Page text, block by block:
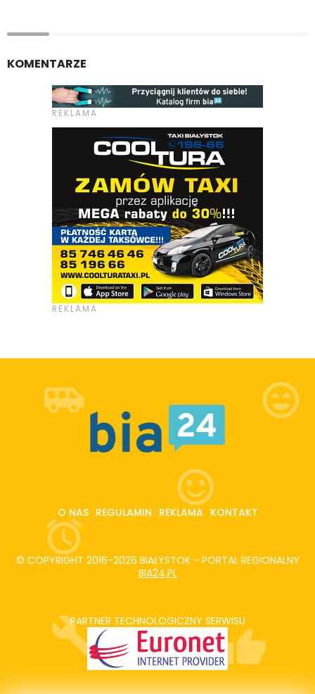
KOMENTARZE
O NAS REGULAMIN REKLAMA KONTAKT
© COPYRIGHT 2016-2026 BIAŁYSTOK - PORTAL REGIONALNY
BIA24.PL
PARTNER TECHNOLOGICZNY SERWISU